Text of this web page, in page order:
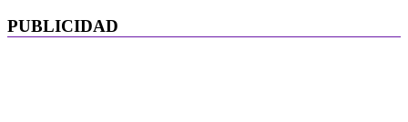
PUBLICIDAD